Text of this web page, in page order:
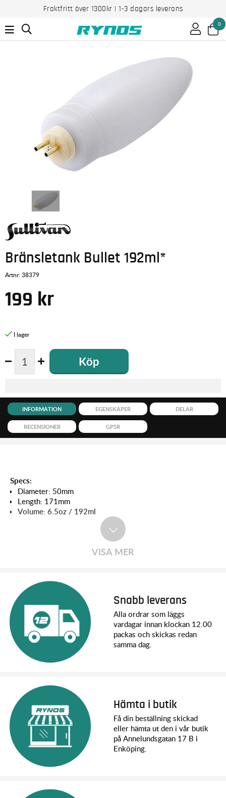
Fraktfritt över 1300kr | 1-3 dagars leverans
0
Bränsletank Bullet 192ml*
Artnr:38379
199 kr
Köp
INFORMATION EGENSKAPER DELAR
RECENSIONER GPSR
Specs:
Diameter: 50mm
Length: 171mm
Volume: 6.5oz / 192ml
VISA MER
Snabb leverans
Alla ordrar som läggs
vardagar innan klockan 12.00
packas och skickas redan
samma dag.
Hämta i butik
Få din beställning skickad
eller hämta ut den i vår butik
på Annelundsgatan 17 B i
Enköping.